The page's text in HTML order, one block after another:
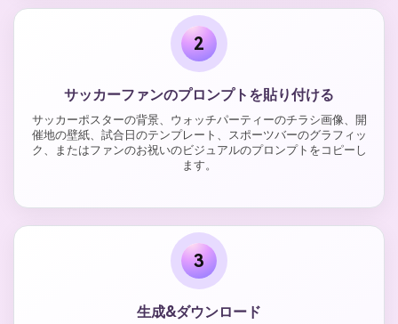
2
サッカーファンのプロンプトを貼り付ける
サッカーポスターの背景、ウォッチパーティーのチラシ画像、開
催地の壁紙、試合日のテンプレート、スポーツバーのグラフィッ
ク、またはファンのお祝いのビジュアルのプロンプトをコピーし
ます。
3
生成&ダウンロード